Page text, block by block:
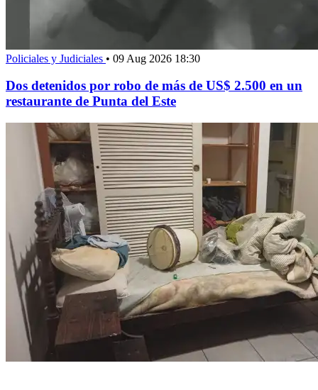
Policiales y Judiciales • 09 Aug 2026 18:30
Dos detenidos por robo de más de US$ 2.500 en un
restaurante de Punta del Este